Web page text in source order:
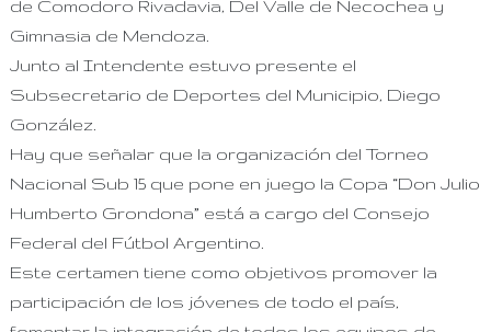
de Comodoro Rivadavia, Del Valle de Necochea y
Gimnasia de Mendoza.
Junto al Intendente estuvo presente el
Subsecretario de Deportes del Municipio, Diego
González.
Hay que señalar que la organización del Torneo
Nacional Sub 15 que pone en juego la Copa “Don Julio
Humberto Grondona” está a cargo del Consejo
Federal del Fútbol Argentino.
Este certamen tiene como objetivos promover la
participación de los jóvenes de todo el país,